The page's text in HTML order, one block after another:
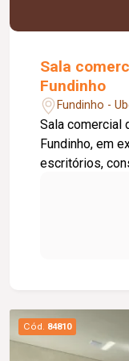
Sala
Fundinho
Fundinho -
Sala comercial
Fundinho, em
escritórios,
ponto de
oferecendo
banheiros
acessibilidade,
inclusa no
Cód. 84810